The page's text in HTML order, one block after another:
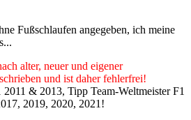
Fußschlaufen angegeben, ich meine
alter, neuer und eigener
und ist daher fehlerfrei!
& 2013, Tipp Team-Weltmeister F1
2019, 2020, 2021!